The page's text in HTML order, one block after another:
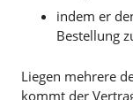
indem er
Bestellung
Liegen mehrere
kommt der